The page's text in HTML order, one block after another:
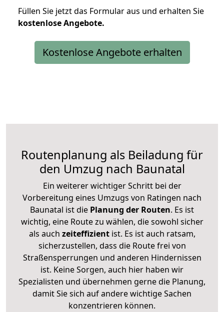
Füllen Sie jetzt das Formular aus und erhalten Sie
kostenloseAngebote.
Kostenlose Angebote erhalten
Routenplanung als Beiladung für
den Umzug nach Baunatal
Ein weiterer wichtiger Schritt bei der
Vorbereitung eines Umzugs von Ratingen nach
Baunatal ist die Planung der Routen. Es ist
wichtig, eine Route zu wählen, die sowohl sicher
als auch zeiteffizientist. Es ist auch ratsam,
sicherzustellen, dass die Route frei von
Straßensperrungen und anderen Hindernissen
ist. Keine Sorgen, auch hier haben wir
Spezialisten und übernehmen gerne die Planung,
damit Sie sich auf andere wichtige Sachen
konzentrieren können.